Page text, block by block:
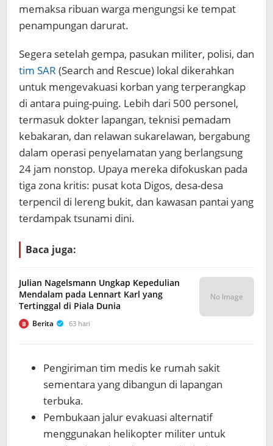
memaksa ribuan warga mengungsi ke tempat
penampungan darurat.
Segera setelah gempa, pasukan militer, polisi, dan
tim SAR (Search and Rescue) lokal dikerahkan
untuk mengevakuasi korban yang terperangkap
di antara puing-puing. Lebih dari 500 personel,
termasuk dokter lapangan, teknisi pemadam
kebakaran, dan relawan sukarelawan, bergabung
dalam operasi penyelamatan yang berlangsung
24 jam nonstop. Upaya mereka difokuskan pada
tiga zona kritis: pusat kota Digos, desa-desa
terpencil di lereng bukit, dan kawasan pantai yang
terdampak tsunami dini.
Baca juga:
Julian Nagelsmann Ungkap Kepedulian
Mendalam pada Lennart Karl yang
Tertinggal di Piala Dunia
B Berita 63 hari
No Image
Pengiriman tim medis ke rumah sakit
sementara yang dibangun di lapangan
terbuka.
Pembukaan jalur evakuasi alternatif
menggunakan helikopter militer untuk